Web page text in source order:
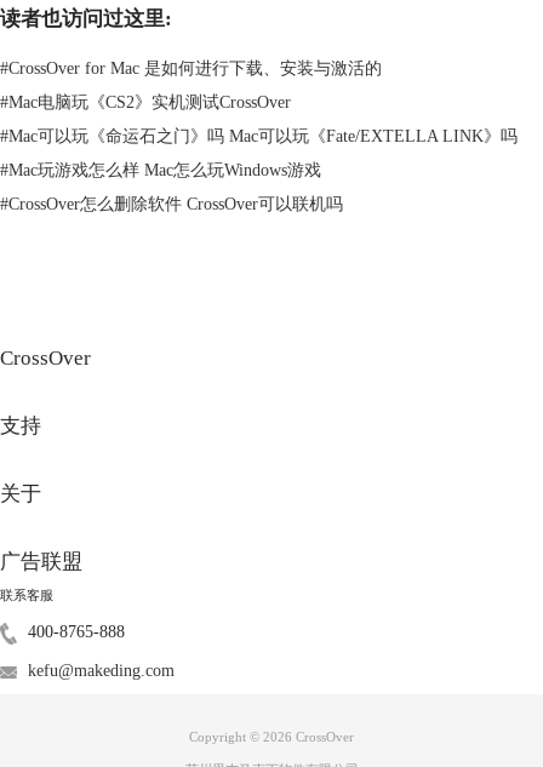
2、在新建的容器上右击，选择“安装软件到‘新容器’”。
3、选择“未列出的应用程序”，点击继续。
读者也访问过这里:
#CrossOver for Mac 是如何进行下载、安装与激活的
#Mac电脑玩《CS2》实机测试CrossOver
#Mac可以玩《命运石之门》吗 Mac可以玩《Fate/EXTELLA LINK》吗
#Mac玩游戏怎么样 Mac怎么玩Windows游戏
#CrossOver怎么删除软件 CrossOver可以联机吗
CrossOver
支持
关于
广告联盟
联系客服
400-8765-888
kefu@makeding.com
Copyright © 2026 CrossOver